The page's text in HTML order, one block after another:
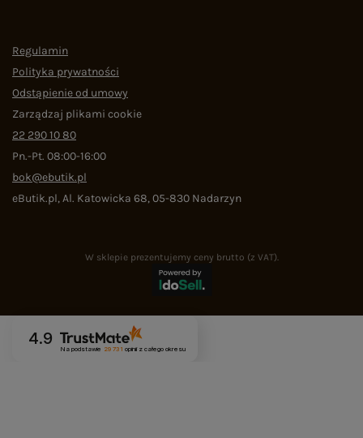
Regulamin
Polityka prywatności
Odstąpienie od umowy
Zarządzaj plikami cookie
22 290 10 80
Pn.-Pt. 08:00-16:00
bok@ebutik.pl
eButik.pl,Al. Katowicka 68,05-830 Nadarzyn
W sklepie prezentujemy ceny brutto (z VAT).
4.9
Na podstawie 29 731 opinii z całego okresu